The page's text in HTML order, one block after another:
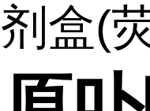
剂盒(